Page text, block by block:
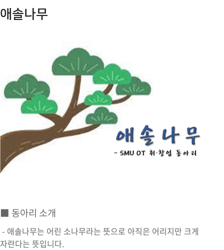
그린나래
한.작.연
애솔나무
■ 동아리 소개
- 애솔나무는 어린 소나무라는 뜻으로 아직은 어리지만 크게
자란다는 뜻입니다.